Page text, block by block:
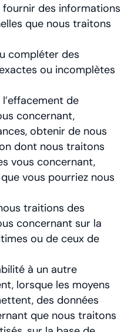
des informations
que nous traitons
compléter des
ou incomplètes
de
concernant,
obtenir de nous
dont nous traitons
vous concernant,
vous pourriez nous
traitions des
concernant sur la
ou de ceux de
à un autre
lorsque les moyens
des données
que nous traitons